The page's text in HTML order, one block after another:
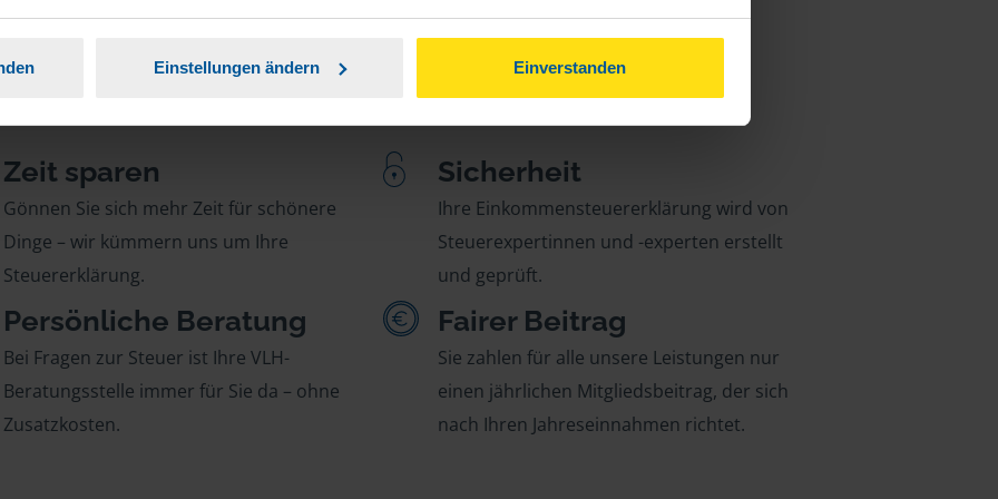
Einstellungen ändern Einverstanden
Zeit sparen
Gönnen Sie sich mehr Zeit für schönere
Dinge – wir kümmern uns um Ihre
Steuererklärung.
Sicherheit
Ihre Einkommensteuererklärung wird von
Steuerexpertinnen und -experten erstellt
und geprüft.
Persönliche Beratung
Bei Fragen zur Steuer ist Ihre VLH-
Beratungsstelle immer für Sie da – ohne
Zusatzkosten.
Fairer Beitrag
Sie zahlen für alle unsere Leistungen nur
einen jährlichen Mitgliedsbeitrag, der sich
nach Ihren Jahreseinnahmen richtet.